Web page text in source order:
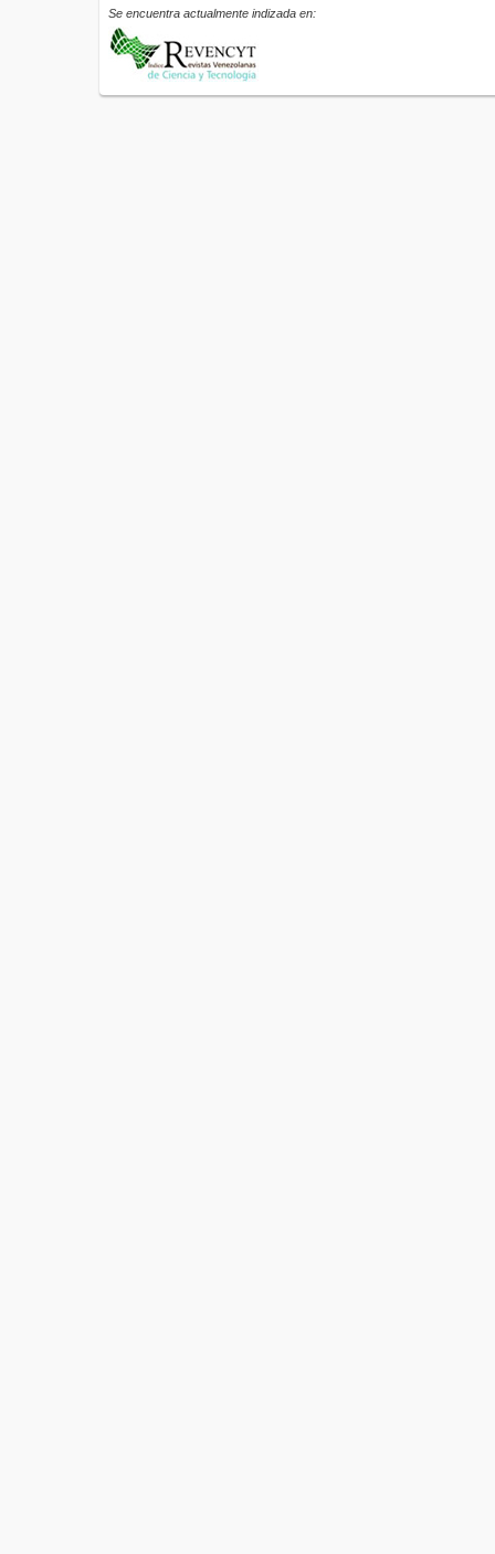
Se encuentra actualmente indizada en: